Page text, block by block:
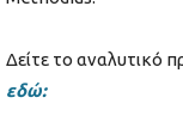
Δείτε το αναλυτικό
εδώ: